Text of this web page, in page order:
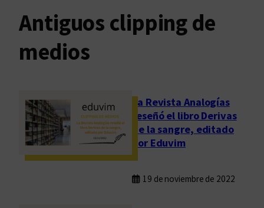
Antiguos clipping de
medios
La Revista Analogías
reseñó el libro Derivas
de la sangre, editado
por Eduvim
19 de noviembre de 2022